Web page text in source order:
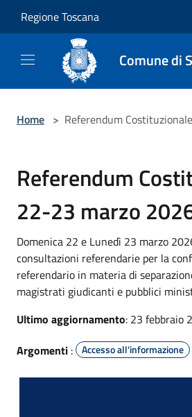
Regione Toscana
Comune di
Home > Referendum
Referendum
22-23 marzo
Domenica 22 e Lunedì 23 marzo
consultazioni referendarie per la
referendario in materia di
magistrati giudicanti e pubblici
Ultimo aggiornamento: 23 febbraio
Argomenti : Accesso all'informazione